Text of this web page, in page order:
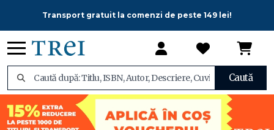
Transport gratuit la comenzi de peste 149 lei!
Caută